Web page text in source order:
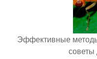
Эффективные
советы